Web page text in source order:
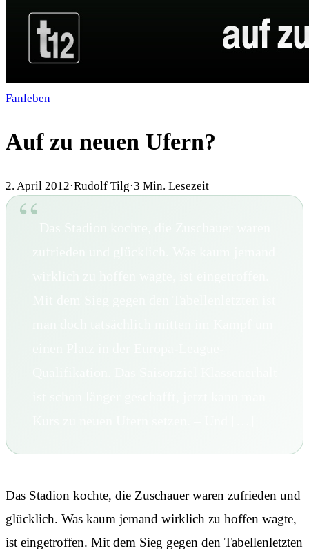
Fanleben
Auf zu neuen Ufern?
2. April 2012·Rudolf Tilg·3 Min. Lesezeit
Das Stadion kochte, die Zuschauer waren zufrieden und
glücklich. Was kaum jemand wirklich zu hoffen wagte,
ist eingetroffen. Mit dem Sieg gegen den Tabellenletzten